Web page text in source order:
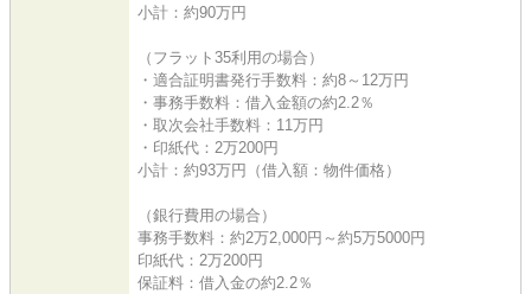
小計：約90万円
（フラット35利用の場合）
・適合証明書発行手数料：約8～12万円
・事務手数料：借入金額の約2.2％
・取次会社手数料：11万円
・印紙代：2万200円
小計：約93万円（借入額：物件価格）
（銀行費用の場合）
事務手数料：約2万2,000円～約5万5000円
印紙代：2万200円
保証料：借入金の約2.2％